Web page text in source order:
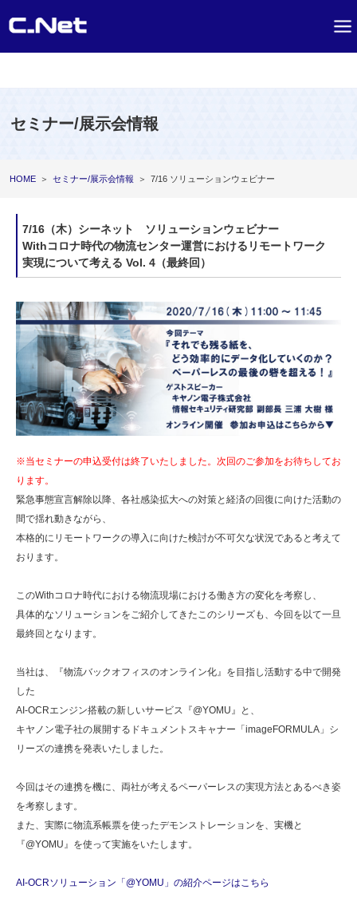
セミナー/展示会情報
HOME ＞ セミナー/展示会情報 ＞ 7/16 ソリューションウェビナー
7/16（木）シーネット ソリューションウェビナー
Withコロナ時代の物流センター運営におけるリモートワーク
実現について考える Vol. 4（最終回）
※当セミナーの申込受付は終了いたしました。次回のご参加をお待ちしてお
ります。
緊急事態宣言解除以降、各社感染拡大への対策と経済の回復に向けた活動の
間で揺れ動きながら、
本格的にリモートワークの導入に向けた検討が不可欠な状況であると考えて
おります。
このWithコロナ時代における物流現場における働き方の変化を考察し、
具体的なソリューションをご紹介してきたこのシリーズも、今回を以て一旦
最終回となります。
当社は、『物流バックオフィスのオンライン化』を目指し活動する中で開発
した
AI-OCRエンジン搭載の新しいサービス『@YOMU』と、
キヤノン電子社の展開するドキュメントスキャナー「imageFORMULA」シ
リーズの連携を発表いたしました。
今回はその連携を機に、両社が考えるペーパーレスの実現方法とあるべき姿
を考察します。
また、実際に物流系帳票を使ったデモンストレーションを、実機と
『@YOMU』を使って実施をいたします。
AI-OCRソリューション「@YOMU」の紹介ページはこちら